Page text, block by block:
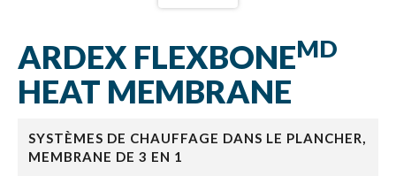
ARDEX FLEXBONEMD
HEAT MEMBRANE
SYSTÈMES DE CHAUFFAGE DANS LE PLANCHER,
MEMBRANE DE 3 EN 1